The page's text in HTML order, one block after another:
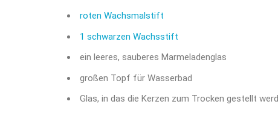
roten Wachsmalstift
1 schwarzen Wachsstift
ein leeres, sauberes Marmeladenglas
großen Topf für Wasserbad
Glas, in das die Kerzen zum Trocken gestellt